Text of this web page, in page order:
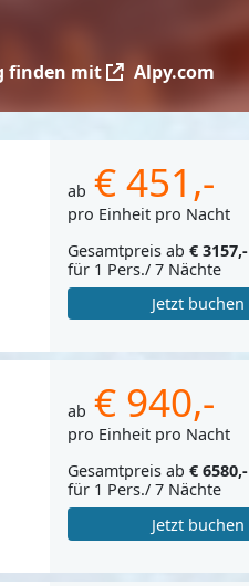
finden mit Alpy.com
ab € 451,-
pro Einheit pro Nacht
Gesamtpreis ab € 3157,-
für 1 Pers./ 7 Nächte
Jetzt buchen
ab € 940,-
pro Einheit pro Nacht
Gesamtpreis ab € 6580,-
für 1 Pers./ 7 Nächte
Jetzt buchen